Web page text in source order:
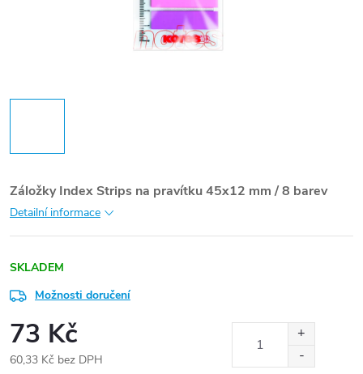
Záložky Index Strips na pravítku 45x12 mm / 8 barev
Detailní informace
SKLADEM
Možnosti doručení
73 Kč
60,33 Kč bez DPH